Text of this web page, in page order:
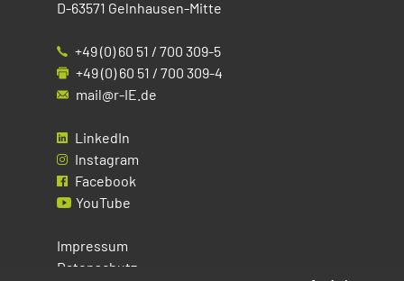
D-63571 Gelnhausen-Mitte
+49 (0) 60 51 / 700 309-5
+49 (0) 60 51 / 700 309-4
mail@r-IE.de
LinkedIn
Instagram
Facebook
YouTube
Impressum
Datenschutz